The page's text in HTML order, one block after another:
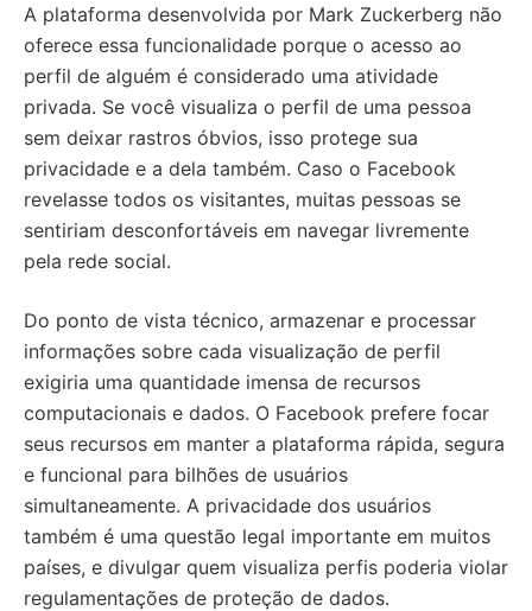
A plataforma desenvolvida por Mark Zuckerberg não
oferece essa funcionalidade porque o acesso ao
perfil de alguém é considerado uma atividade
privada. Se você visualiza o perfil de uma pessoa
sem deixar rastros óbvios, isso protege sua
privacidade e a dela também. Caso o Facebook
revelasse todos os visitantes, muitas pessoas se
sentiriam desconfortáveis em navegar livremente
pela rede social.
Do ponto de vista técnico, armazenar e processar
informações sobre cada visualização de perfil
exigiria uma quantidade imensa de recursos
computacionais e dados. O Facebook prefere focar
seus recursos em manter a plataforma rápida, segura
e funcional para bilhões de usuários
simultaneamente. A privacidade dos usuários
também é uma questão legal importante em muitos
países, e divulgar quem visualiza perfis poderia violar
regulamentações de proteção de dados.